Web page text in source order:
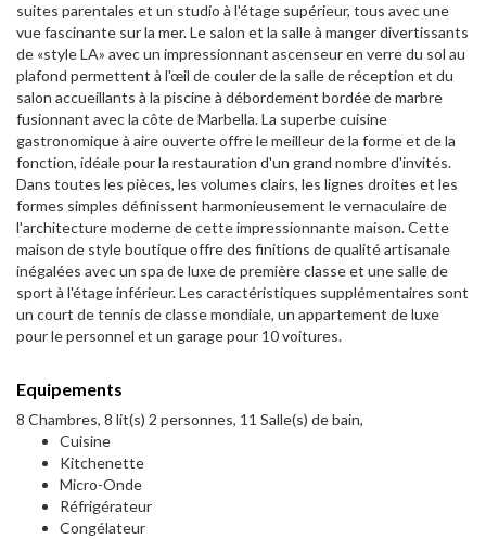
suites parentales et un studio à l'étage supérieur, tous avec une
vue fascinante sur la mer. Le salon et la salle à manger divertissants
de «style LA» avec un impressionnant ascenseur en verre du sol au
plafond permettent à l'œil de couler de la salle de réception et du
salon accueillants à la piscine à débordement bordée de marbre
fusionnant avec la côte de Marbella. La superbe cuisine
gastronomique à aire ouverte offre le meilleur de la forme et de la
fonction, idéale pour la restauration d'un grand nombre d'invités.
Dans toutes les pièces, les volumes clairs, les lignes droites et les
formes simples définissent harmonieusement le vernaculaire de
l'architecture moderne de cette impressionnante maison. Cette
maison de style boutique offre des finitions de qualité artisanale
inégalées avec un spa de luxe de première classe et une salle de
sport à l'étage inférieur. Les caractéristiques supplémentaires sont
un court de tennis de classe mondiale, un appartement de luxe
pour le personnel et un garage pour 10 voitures.
Equipements
8 Chambres, 8 lit(s) 2 personnes, 11 Salle(s) de bain,
Cuisine
Kitchenette
Micro-Onde
Réfrigérateur
Congélateur